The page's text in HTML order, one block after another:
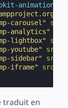
animation
carousel" src
analytics"
lightbox" src
youtube" src
sidebar" src
iframe" src
traduit en